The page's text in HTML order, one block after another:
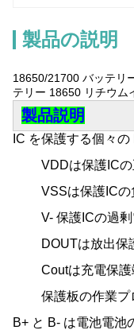
製品の説明
18650/21700 バッテリ
テリー 18650 リチウム
製品説明
IC を保護する個々
VDDは保護IC
VSSは保護ICの
V- 保護ICの過
DOUTは放出保
Coutは充電保
保護板の作業プ
B+ と B- は電池電池